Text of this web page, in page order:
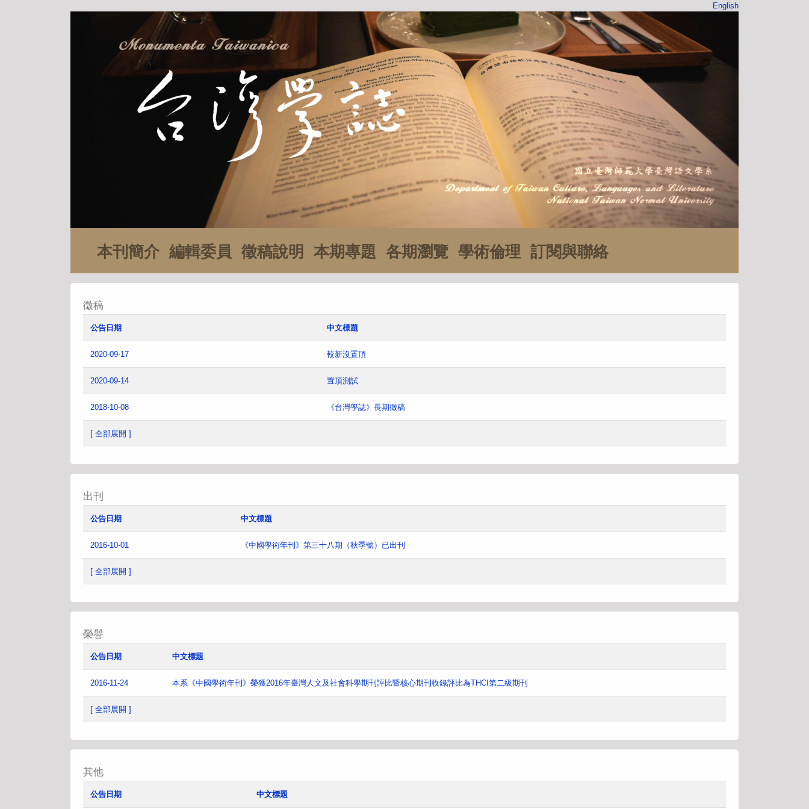
English
本刊簡介 編輯委員 徵稿說明 本期專題 各期瀏覽 學術倫理 訂閱與聯絡
徵稿
公告日期 中文標題
2020-09-17 較新沒置頂
2020-09-14 置頂測試
2018-10-08 《台灣學誌》長期徵稿
[ 全部展開 ]
出刊
公告日期 中文標題
2016-10-01 《中國學術年刊》第三十八期（秋季號）已出刊
[ 全部展開 ]
榮譽
公告日期 中文標題
2016-11-24 本系《中國學術年刊》榮獲2016年臺灣人文及社會科學期刊評比暨核心期刊收錄評比為THCI第二級期刊
[ 全部展開 ]
其他
公告日期 中文標題